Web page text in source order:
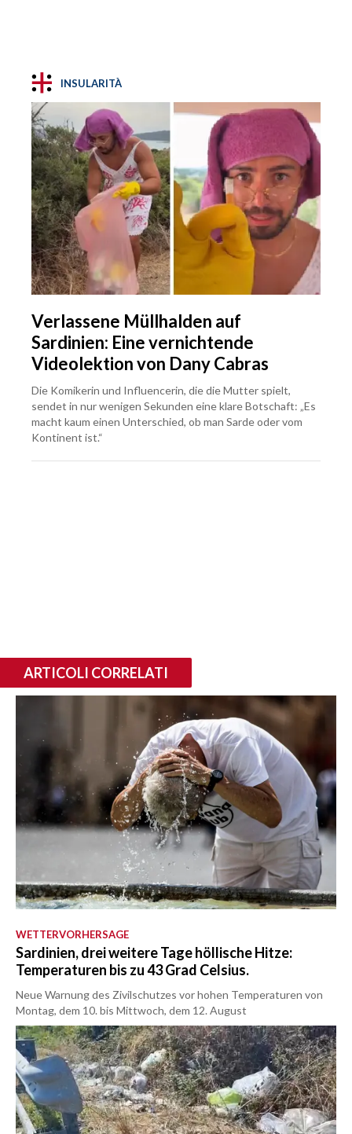
INSULARITÀ
Verlassene Müllhalden auf
Sardinien: Eine vernichtende
Videolektion von Dany Cabras
Die Komikerin und Influencerin, die die Mutter spielt,
sendet in nur wenigen Sekunden eine klare Botschaft: „Es
macht kaum einen Unterschied, ob man Sarde oder vom
Kontinent ist.“
ARTICOLI CORRELATI
WETTERVORHERSAGE
Sardinien, drei weitere Tage höllische Hitze:
Temperaturen bis zu 43 Grad Celsius.
Neue Warnung des Zivilschutzes vor hohen Temperaturen von
Montag, dem 10. bis Mittwoch, dem 12. August